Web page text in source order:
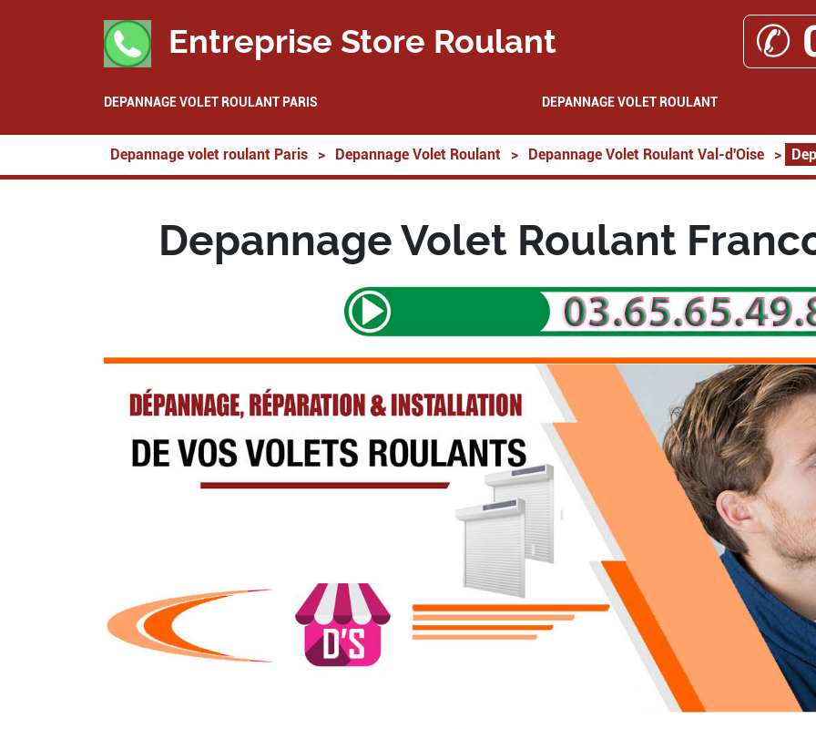
Entreprise Store Roulant ✆
DEPANNAGE VOLET ROULANT PARIS DEPANNAGE VOLET ROULANT
Depannage volet roulant Paris > Depannage Volet Roulant > Depannage Volet Roulant Val-d'Oise >
Depannage Volet Roulant